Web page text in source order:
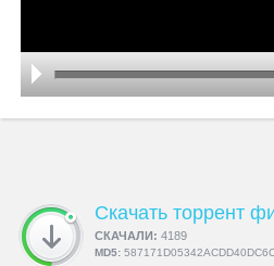
Скачать торрент
СКАЧАЛИ: 4189
MD5: